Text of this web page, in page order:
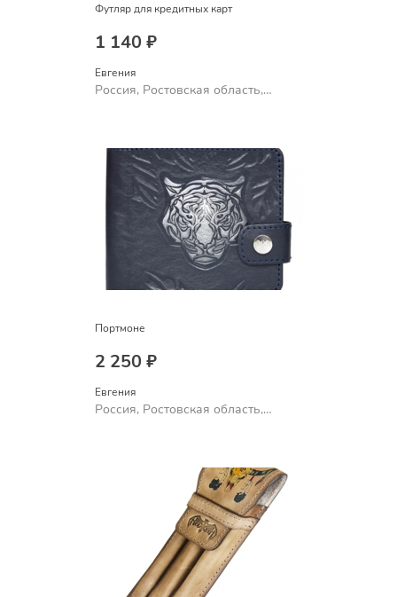
Футляр для кредитных карт
1 140 ₽
Евгения
Россия, Ростовская область,
Портмоне
2 250 ₽
Евгения
Россия, Ростовская область,